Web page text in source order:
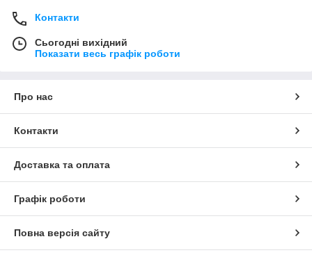
Контакти
Сьогодні вихідний
Показати весь графік роботи
Про нас
Контакти
Доставка та оплата
Графік роботи
Повна версія сайту